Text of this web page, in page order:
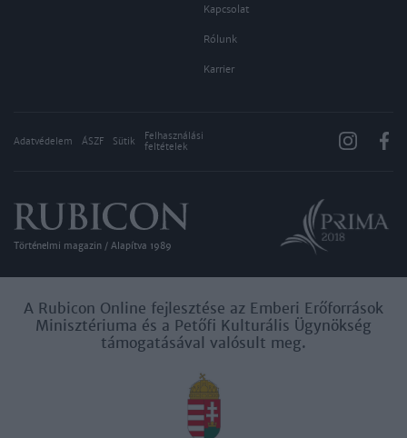
Kapcsolat
Rólunk
Karrier
Adatvédelem ÁSZF Sütik
Felhasználási
feltételek
Történelmi magazin / Alapítva 1989
A Rubicon Online fejlesztése az Emberi Erőforrások
Minisztériuma és a Petőfi Kulturális Ügynökség
támogatásával valósult meg.